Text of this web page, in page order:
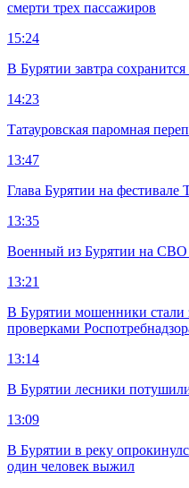
смерти трех пассажиров
15:24
В Бурятии завтра
14:23
Татауровская паромная
13:47
Глава Бурятии на фестивале
13:35
Военный из Бурятии на СВО
13:21
В Бурятии мошенники стали
проверками
13:14
В Бурятии лесники
13:09
В Бурятии в реку
один человек выжил